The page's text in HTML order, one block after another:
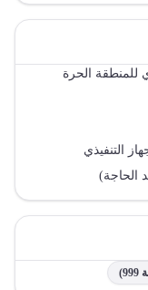
للمنطقة الحرة
التنفيذي